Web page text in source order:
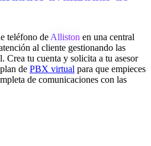
teléfono de Alliston en una central
al cliente gestionando las
Crea tu cuenta y solicita a tu asesor
de PBX virtual para que empieces
de comunicaciones con las